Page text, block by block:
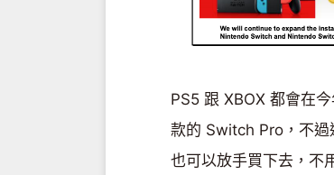
PS5 跟 XBOX 都會在
款的 Switch Pro，不過
也可以放手買下去，不